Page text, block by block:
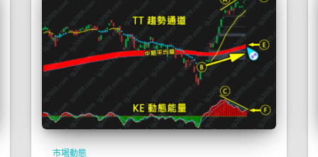
市場動態